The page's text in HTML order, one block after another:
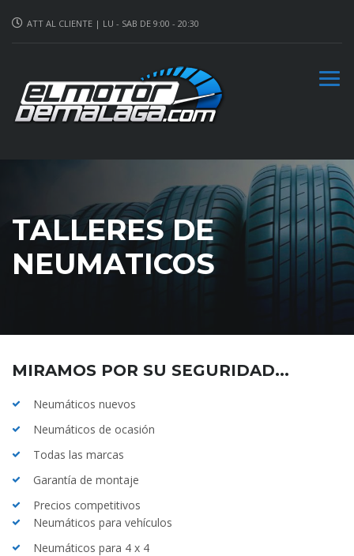
ATT AL CLIENTE | LU - SAB DE 9:00 - 20:30
TALLERES DE
NEUMATICOS
MIRAMOS POR SU SEGURIDAD...
Neumáticos nuevos
Neumáticos de ocasión
Todas las marcas
Garantía de montaje
Precios competitivos
Neumáticos para vehículos
Neumáticos para 4 x 4